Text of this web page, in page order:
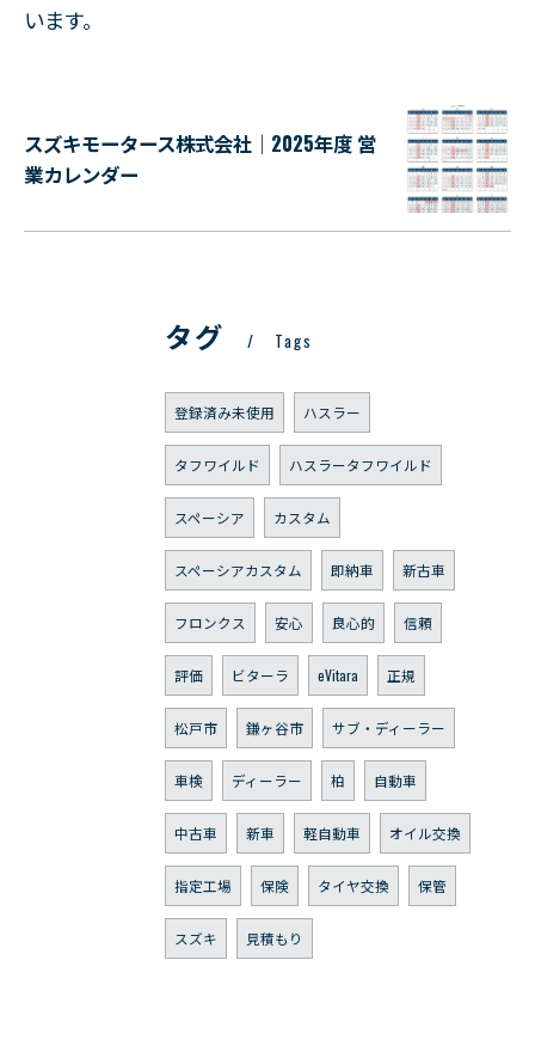
います。
スズキモータース株式会社｜2025年度 営
業カレンダー
タグ Tags
登録済み未使用 ハスラー
タフワイルド ハスラータフワイルド
スペーシア カスタム
スペーシアカスタム 即納車 新古車
フロンクス 安心 良心的 信頼
評価 ビターラ eVitara 正規
松戸市 鎌ヶ谷市 サブ・ディーラー
車検 ディーラー 柏 自動車
中古車 新車 軽自動車 オイル交換
指定工場 保険 タイヤ交換 保管
スズキ 見積もり